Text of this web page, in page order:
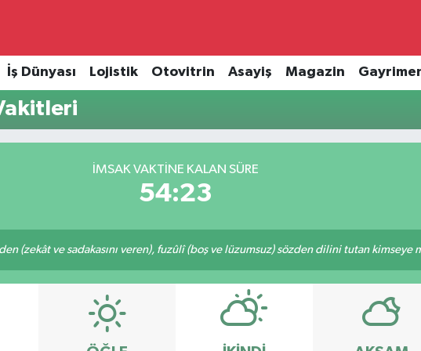
İş Dünyası Lojistik Otovitrin Asayiş Magazin
İMSAK VAKTINE KALAN SÜRE
54:23
(zekât ve sadakasını veren), fuzûlî (boş ve lüzumsuz) sözden dilini tutan